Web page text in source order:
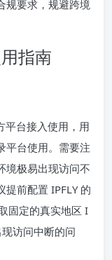
规要求，规避跨境
指南
台接入使用，用
平台使用。需要注
境极易出现访问不
前配置 IPFLY 的
固定的真实地区 I
访问中断的问